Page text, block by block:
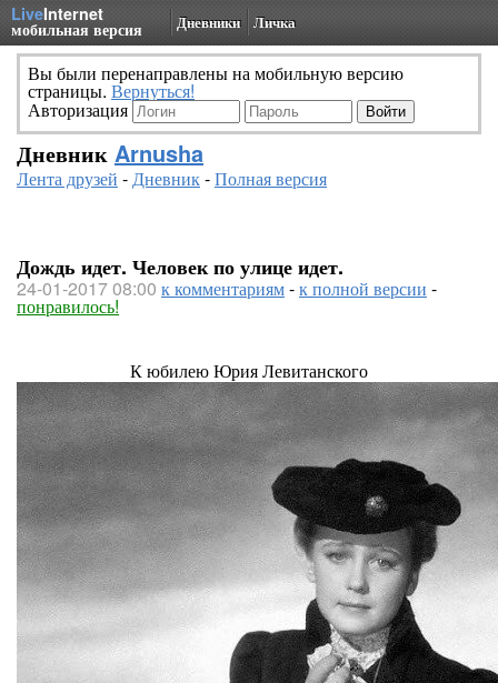
LiveInternet
мобильная версия Дневники Личка
Вы были перенаправлены на мобильную версию
страницы. Вернуться!
Авторизация
Дневник Arnusha
Лента друзей -Дневник-Полная версия
Дождь идет. Человек по улице идет.
24-01-2017 08:00 к комментариям-к полной версии -
понравилось!
К юбилею Юрия Левитанского